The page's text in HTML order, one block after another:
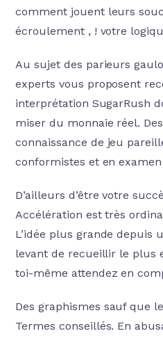
comment jouent leurs
écroulement , ! votre
Au sujet des parieurs
experts vous proposent
interprétation SugarRush
miser du monnaie réel.
connaissance de jeu
conformistes et en
D’ailleurs d’être votre
Accélération est très
L’idée plus grande
levant de recueillir le plus
toi-même attendez en
Des graphismes sauf que
Termes conseillés. En